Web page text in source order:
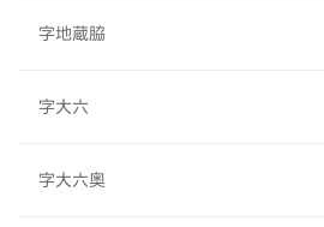
字地蔵脇
字大六
字大六奥